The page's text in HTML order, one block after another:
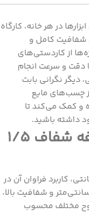
ابزارها در هر خانه، کارگاه
شفافیت کامل و
از کاردستی‌های
دقت و سرعت انجام
از چسب دو طرفه شفاف 1/5 سانتی، دیگر نگرانی بابت
چسب‌های مایع
و کمک می‌کند تا
داشته باشید.
شفاف 1/5
1/5 سانتی، کاربرد فراوان آن در
خانگی است. این چسب به دلیل عرض 1.5 سانتی‌متر و شفافیت بالا،
مختلف محسوب